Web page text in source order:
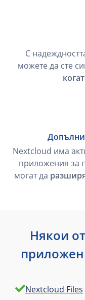
С
можете да сте
Nextcloud има
приложения за
могат да
Някои
Nextcloud Files